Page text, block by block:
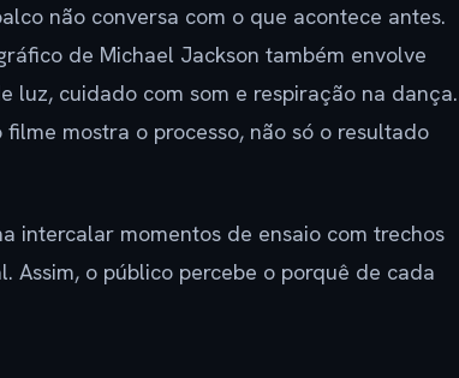
não conversa com o que acontece antes.
de Michael Jackson também envolve
luz, cuidado com som e respiração na dança.
mostra o processo, não só o resultado
intercalar momentos de ensaio com trechos
Assim, o público percebe o porquê de cada